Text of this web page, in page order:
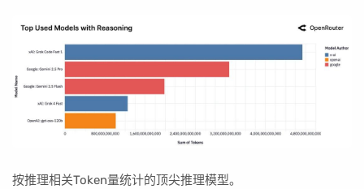
按推理相关Token量统计的顶尖推理模型。